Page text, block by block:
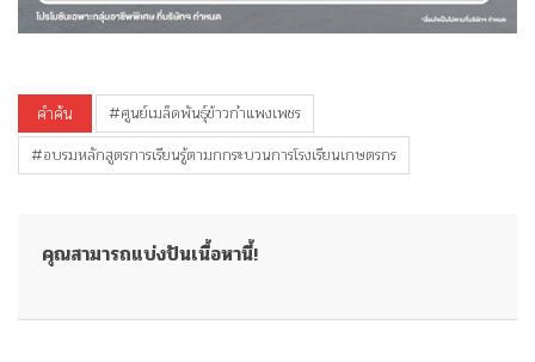
คำค้น
#ศูนย์เมล็ดพันธุ์ข้าวกำแพงเพชร
#อบรมหลักสูตรการเรียนรู้ตามกกระบวนการโรงเรียนเกษตรกร
คุณสามารถแบ่งปันเนื้อหานี้!